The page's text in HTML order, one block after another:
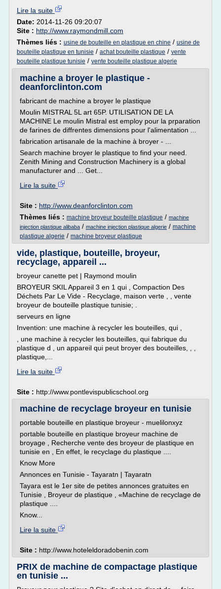
Lire la suite
Date: 2014-11-26 09:20:07
Site : http://www.raymondmill.com
Thèmes liés : usine de bouteille en plastique en chine / usine de
bouteille plastique en tunisie / achat bouteille plastique / vente
bouteille plastique tunisie / vente bouteille plastique algerie
machine a broyer le plastique -
deanforclinton.com
fabricant de machine a broyer le plastique
Moulin MISTRAL 5L art 65P. UTILISATION DE LA
MACHINE Le moulin Mistral est employ pour la prparation
de farines de diffrentes dimensions pour l'alimentation ...
fabrication artisanale de la machine à broyer - ...
Search machine broyer le plastique to find your need.
Zenith Mining and Construction Machinery is a global
manufacturer and ... Get...
Lire la suite
Site : http://www.deanforclinton.com
Thèmes liés : machine broyeur bouteille plastique / machine
injection plastique alibaba / machine injection plastique algerie / machine
plastique algerie / machine broyeur plastique
vide, plastique, bouteille, broyeur,
recyclage, appareil ...
broyeur canette pet | Raymond moulin
BROYEUR SKIL Appareil 3 en 1 qui , Compaction Des
Déchets Par Le Vide - Recyclage, maison verte , , vente
broyeur de bouteille plastique tunisie; .
serveurs en ligne
Invention: une machine à recycler les bouteilles, qui ,
, une machine à recycler les bouteilles, qui fabrique du
plastique d , un appareil qui peut broyer des bouteilles, , ,
plastique,...
Lire la suite
Site : http://www.pontlevispublicschool.org
machine de recyclage broyeur en tunisie
portable bouteille en plastique broyeur - muelilonxyz
portable bouteille en plastique broyeur machine de
broyage , Recherche vente des broyeur de plastique en
tunisie en , En effet, le recyclage du plastique ....
Know More
Annonces en Tunisie - Tayaratn | Tayaratn
Tayara est le 1er site de petites annonces gratuites en
Tunisie , Broyeur de plastique , «Machine de recyclage de
plastique ....
Know...
Lire la suite
Site : http://www.hoteleldoradobenin.com
PRIX de machine de compactage plastique
en tunisie ...